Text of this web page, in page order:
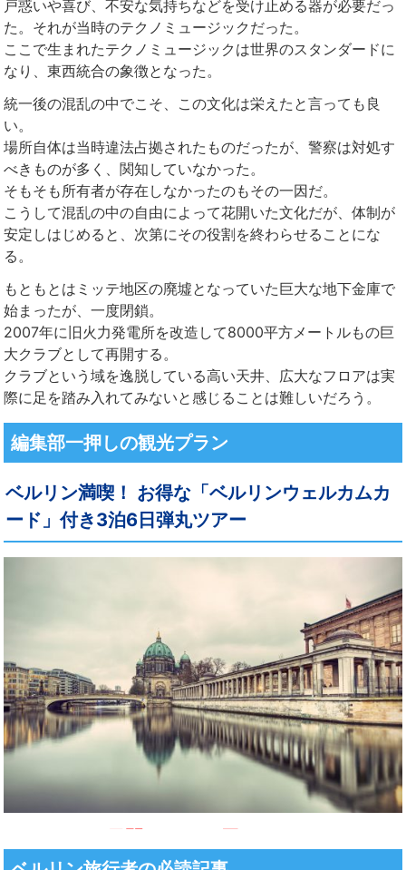
戸惑いや喜び、不安な気持ちなどを受け止める器が必要だっ
た。それが当時のテクノミュージックだった。
ここで生まれたテクノミュージックは世界のスタンダードに
なり、東西統合の象徴となった。
統一後の混乱の中でこそ、この文化は栄えたと言っても良
い。
場所自体は当時違法占拠されたものだったが、警察は対処す
べきものが多く、関知していなかった。
そもそも所有者が存在しなかったのもその一因だ。
こうして混乱の中の自由によって花開いた文化だが、体制が
安定しはじめると、次第にその役割を終わらせることにな
る。
もともとはミッテ地区の廃墟となっていた巨大な地下金庫で
始まったが、一度閉鎖。
2007年に旧火力発電所を改造して8000平方メートルもの巨
大クラブとして再開する。
クラブという域を逸脱している高い天井、広大なフロアは実
際に足を踏み入れてみないと感じることは難しいだろう。
編集部一押しの観光プラン
ベルリン満喫！ お得な「ベルリンウェルカムカ
ード」付き3泊6日弾丸ツアー